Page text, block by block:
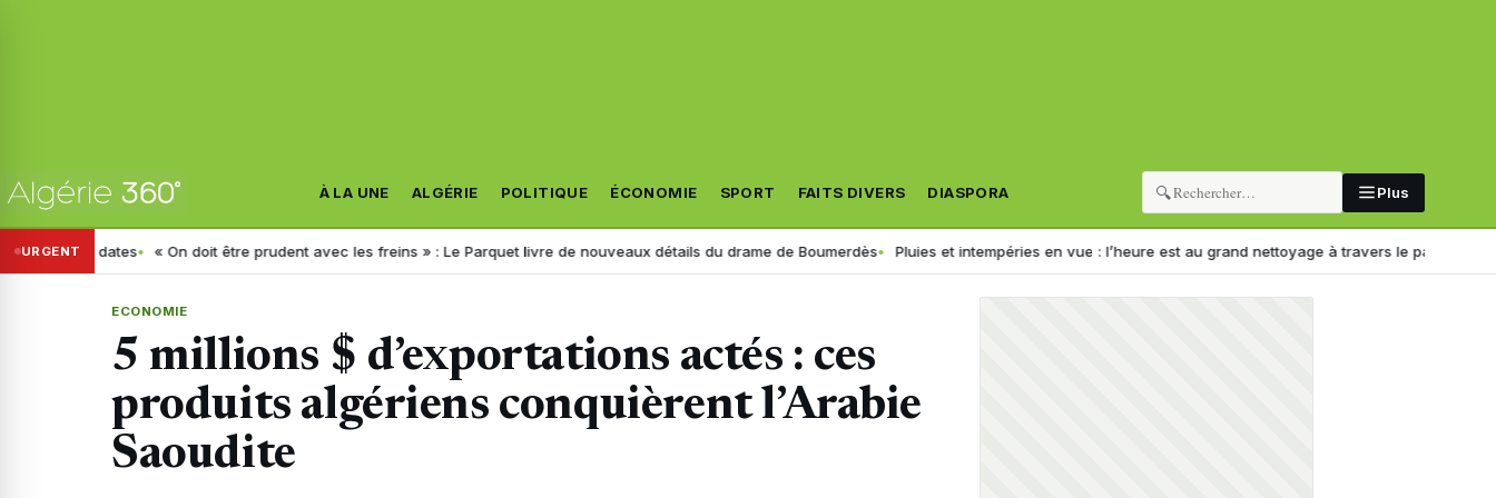
À LA UNE ALGÉRIE POLITIQUE ÉCONOMIE SPORT FAITS DIVERS DIASPORA 🔍 Plus
URGENT« On doit être prudent avec les freins » : Le Parquet livre de nouveaux détails du drame de Boumerdès Pluies et intempéries en vue : l’heure est au grand nettoyage à travers le pays Déraillement à
ECONOMIE
5 millions $ d’exportations actés : ces
produits algériens conquièrent l’Arabie
Saoudite